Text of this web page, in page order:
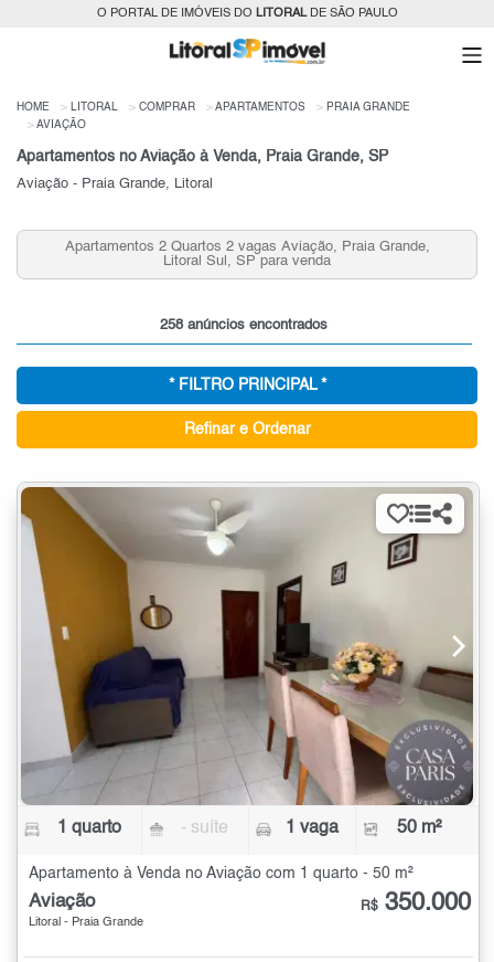
O PORTAL DE IMÓVEIS DO LITORALDE SÃO PAULO
HOME LITORAL COMPRAR APARTAMENTOS
PRAIA GRANDE
AVIAÇÃO
Apartamentos no Aviação à Venda, Praia Grande, SP
Aviação - Praia Grande, Litoral
Apartamentos 2 Quartos 2 vagas Aviação, Praia Grande,
Litoral Sul, SP para venda
258 anúncios encontrados
* FILTRO PRINCIPAL *
Refinar e Ordenar
1 quarto - suíte 1 vaga 50 m²
Apartamento à Venda no Aviação com 1 quarto - 50 m²
Aviação
Litoral - Praia Grande
R$ 350.000